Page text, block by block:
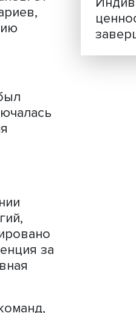
этапов: от
сценариев,